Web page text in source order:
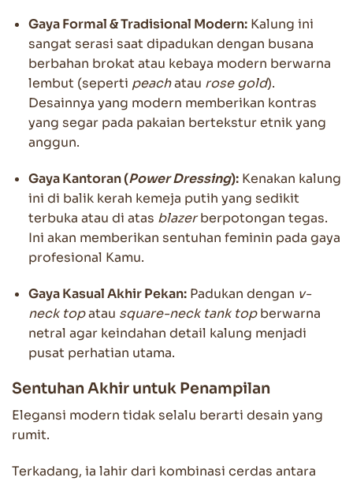
Gaya Formal & Tradisional Modern:Kalung ini
sangat serasi saat dipadukan dengan busana
berbahan brokat atau kebaya modern berwarna
lembut (seperti peachatau rose gold).
Desainnya yang modern memberikan kontras
yang segar pada pakaian bertekstur etnik yang
anggun.
Gaya Kantoran (Power Dressing):Kenakan kalung
ini di balik kerah kemeja putih yang sedikit
terbuka atau di atas blazerberpotongan tegas.
Ini akan memberikan sentuhan feminin pada gaya
profesional Kamu.
Gaya Kasual Akhir Pekan:Padukan dengan v-
neck topatau square-neck tank topberwarna
netral agar keindahan detail kalung menjadi
pusat perhatian utama.
Sentuhan Akhir untuk Penampilan
Elegansi modern tidak selalu berarti desain yang
rumit.
Terkadang, ia lahir dari kombinasi cerdas antara